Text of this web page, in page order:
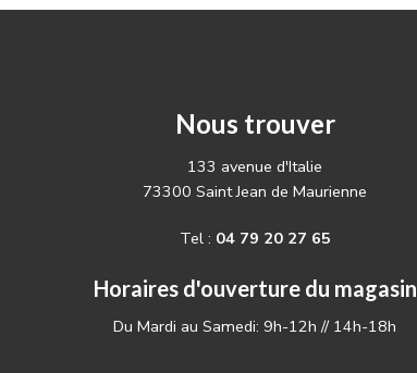
Nous trouver
133 avenue d'Italie
73300 Saint Jean de Maurienne
Tel : 04 79 20 27 65
Horaires d'ouverture du magasin
Du Mardi au Samedi: 9h-12h // 14h-18h